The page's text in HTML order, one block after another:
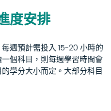
度安排
週預計需投入 15-20 小時的
個科目，則每週學習時間會
學分大小而定。大部分科目